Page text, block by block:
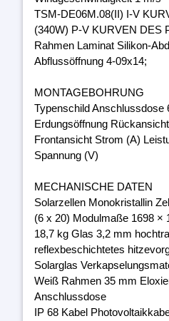
TSM-DE06M.08(II) I-V
(340W) P-V KURVEN DES
Rahmen Laminat Silikon-
Abflussöffnung 4-09x14;
MONTAGEBOHRUNG
Typenschild Anschlussdose
Erdungsöffnung
Frontansicht Strom (A)
Spannung (V)
MECHANISCHE DATEN
Solarzellen Monokristallin
(6 x 20) Modulmaße 1698 ×
18,7 kg Glas 3,2 mm
reflexbeschichtetes
Solarglas
Weiß Rahmen 35 mm
Anschlussdose
IP 68 Kabel